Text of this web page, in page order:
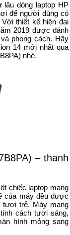
dòng laptop HP
để người dùng có
thiết kế hiện đại
2019 được đánh
phong cách. Hãy
14 mới nhất qua
nhé.
– thanh
chiếc laptop mang
của máy đều được
tươi trẻ. Máy mang
cách tươi sáng,
hình mỏng sang